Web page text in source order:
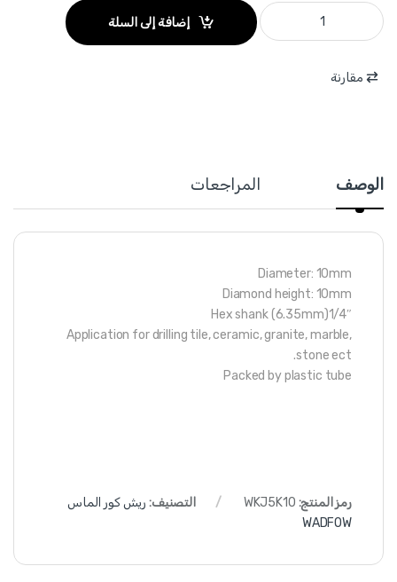
WKJ5K10 - ريشة كور الماس 10 مم 1/4 انش للسيراميك والغرانيت WADFOW quantity
إضافة إلى السلة
مقارنة
الوصف المراجعات
Diameter: 10mm
Diamond height: 10mm
1/4″(6.35mm) Hex shank
Application for drilling tile, ceramic, granite, marble,
stone ect.
Packed by plastic tube
رمز المنتج: WKJ5K10 التصنيف: ريش كور الماس
WADFOW